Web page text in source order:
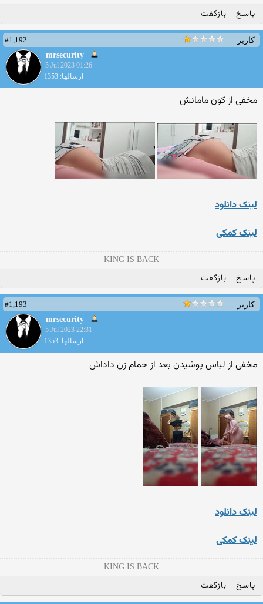
پاسخ بازگفت
کاربر
#1,192
mrsecurity
5 Jul 2023 01:26
ارسالها: 1353
مخفی از کون مامانش
لینک دانلود
لینک کمکی
KING IS BACK
پاسخ بازگفت
کاربر
#1,193
mrsecurity
5 Jul 2023 22:31
ارسالها: 1353
مخفی از لباس پوشیدن بعد از حمام زن داداش
لینک دانلود
لینک کمکی
KING IS BACK
پاسخ بازگفت